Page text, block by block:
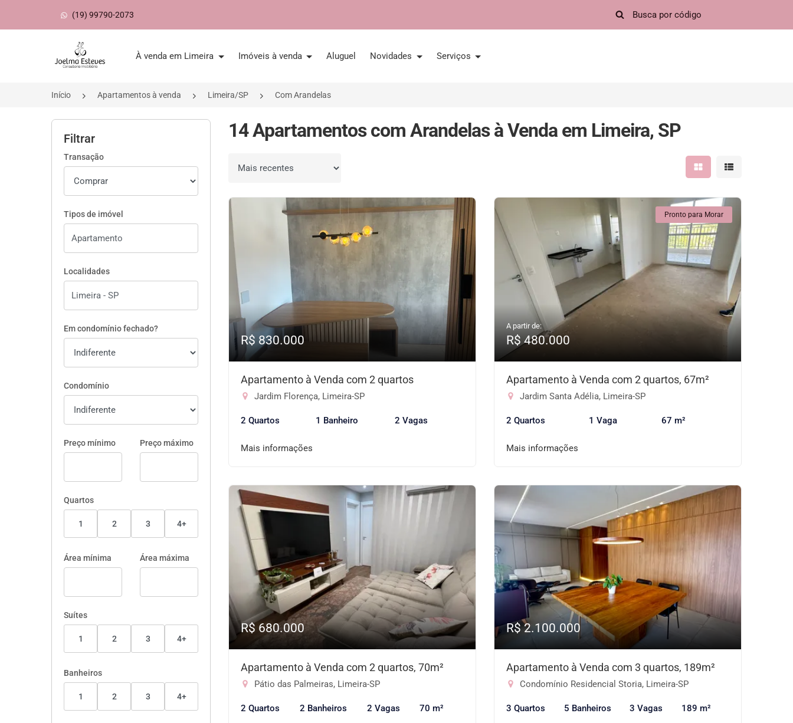
(19) 99790-2073
Página inicial
À venda em Limeira Imóveis à venda Aluguel Novidades Serviços
Início Apartamentos à venda Limeira/SP Com Arandelas
Filtrar
Transação
Tipos de imóvel
Localidades
Em condomínio fechado?
Condomínio
Preço mínimo Preço máximo
Quartos
1 2 3 4+
Área mínima Área máxima
Suítes
1 2 3 4+
Banheiros
1 2 3 4+
14 Apartamentos com Arandelas à Venda em Limeira, SP
Ordenar por Mostrar resultados em
Mostrar
R$ 830.000
Apartamento à Venda com 2 quartos
Jardim Florença, Limeira-SP
2 Quartos 1 Banheiro 2 Vagas
Mais informações
Pronto para Morar
A partir de:
R$ 480.000
Apartamento à Venda com 2 quartos, 67m²
Jardim Santa Adélia, Limeira-SP
2 Quartos 1 Vaga 67 m²
Mais informações
R$ 680.000
Apartamento à Venda com 2 quartos, 70m²
Pátio das Palmeiras, Limeira-SP
2 Quartos 2 Banheiros 2 Vagas 70 m²
R$ 2.100.000
Apartamento à Venda com 3 quartos, 189m²
Condomínio Residencial Storia, Limeira-SP
3 Quartos 5 Banheiros 3 Vagas 189 m²